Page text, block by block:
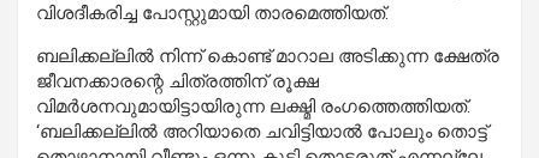
വിശദീകരിച്ച പോസ്റ്റുമായി താരമെത്തിയത്.
ബലിക്കല്ലില്‍ നിന്ന് കൊണ്ട് മാറാല അടിക്കുന്ന ക്ഷേത്ര
ജീവനക്കാരന്റെ ചിത്രത്തിന് രൂക്ഷ
വിമര്‍ശനവുമായിട്ടായിരുന്ന ലക്ഷ്മി രംഗത്തെത്തിയത്.
‘ബലിക്കല്ലില്‍ അറിയാതെ ചവിട്ടിയാല്‍ പോലും തൊട്ട്